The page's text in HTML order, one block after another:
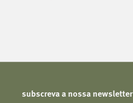
subscreva a nossa newsletter